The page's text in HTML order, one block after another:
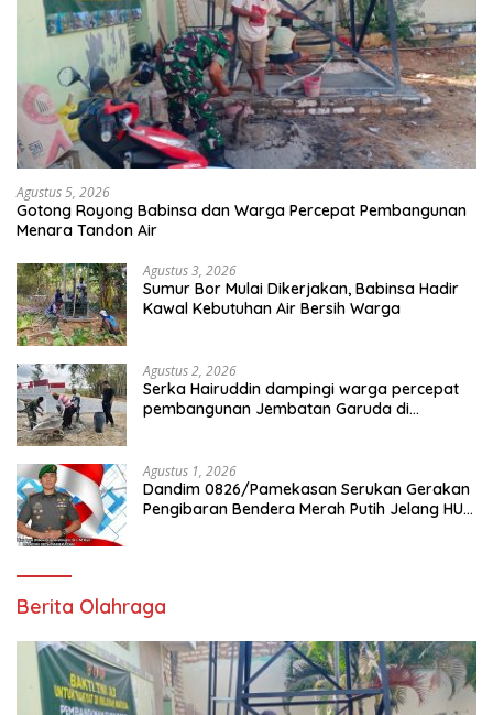
Agustus 5, 2026
Gotong Royong Babinsa dan Warga Percepat Pembangunan
Menara Tandon Air
Agustus 3, 2026
Sumur Bor Mulai Dikerjakan, Babinsa Hadir
Kawal Kebutuhan Air Bersih Warga
Agustus 2, 2026
Serka Hairuddin dampingi warga percepat
pembangunan Jembatan Garuda di
Agustus 1, 2026
Dandim 0826/Pamekasan Serukan Gerakan
Pengibaran Bendera Merah Putih Jelang HUT
Berita Olahraga